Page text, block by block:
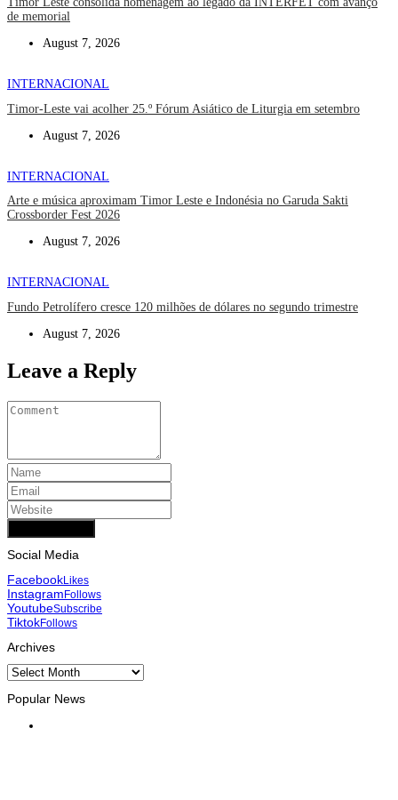
de memorial
August 7, 2026
INTERNACIONAL
Timor-Leste vai acolher 25.º Fórum Asiático de Liturgia em setembro
August 7, 2026
INTERNACIONAL
Arte e música aproximam Timor Leste e Indonésia no Garuda Sakti
Crossborder Fest 2026
August 7, 2026
INTERNACIONAL
Fundo Petrolífero cresce 120 milhões de dólares no segundo trimestre
August 7, 2026
Leave a Reply
Social Media
FacebookLikes
InstagramFollows
YoutubeSubscribe
TiktokFollows
Archives
Archives
Popular News